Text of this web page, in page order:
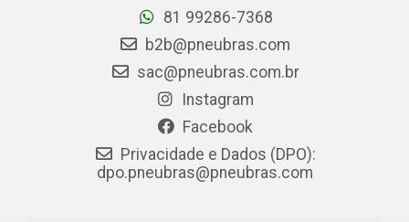
81 99286-7368
b2b@pneubras.com
sac@pneubras.com.br
Instagram
Facebook
Privacidade e Dados (DPO):
dpo.pneubras@pneubras.com